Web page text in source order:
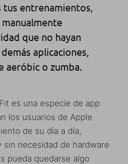
entrenamientos,
que no hayan
aplicaciones,
aeróbic o zumba.
es una especie de app
los usuarios de Apple
de su día a día,
sin necesidad de hardware
pueda quedarse algo